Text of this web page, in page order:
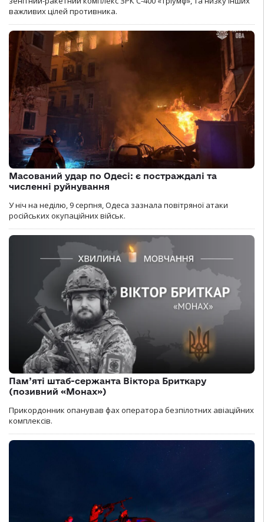
важливих цілей противника.
Масований удар по Одесі: є постраждалі та
численні руйнування
У ніч на неділю, 9 серпня, Одеса зазнала повітряної атаки
російських окупаційних військ.
Пам’яті штаб-сержанта Віктора Бриткару
(позивний «Монах»)
Прикордонник опанував фах оператора безпілотних авіаційних
комплексів.